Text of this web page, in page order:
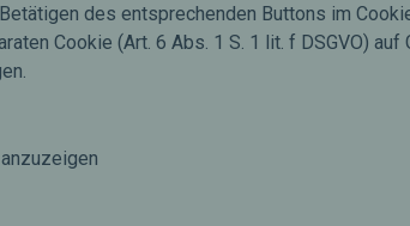
des entsprechenden Buttons im
Cookie (Art. 6 Abs. 1 S. 1 lit. f DSGVO)